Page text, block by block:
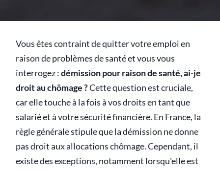
Vous êtes contraint de quitter votre emploi en
raison de problèmes de santé et vous vous
interrogez :démission pour raison de santé, ai-je
droit au chômage ?Cette question est cruciale,
car elle touche à la fois à vos droits en tant que
salarié et à votre sécurité financière. En France, la
règle générale stipule que la démission ne donne
pas droit aux allocations chômage. Cependant, il
existe des exceptions, notamment lorsqu'elle est